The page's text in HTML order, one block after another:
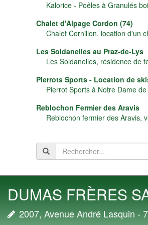
Kalorice - Poêles à Granulés
Chalet d'Alpage Cordon (74)
Chalet Cornillon, location d'un
Les Soldanelles au Praz-de-Lys
Les Soldanelles, résidence de
Pierrots Sports - Location de
Pierrot Sports à Notre Dame
Reblochon Fermier des Aravis
Reblochon fermier des Aravis,
DUMAS FRÈRES
2007, Avenue André Lasquin -